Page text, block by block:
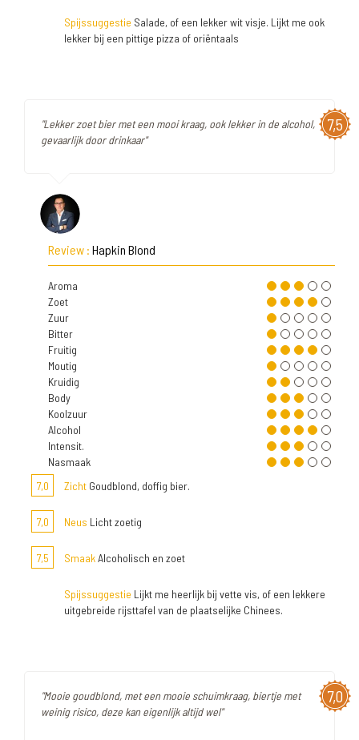
Spijssuggestie Salade, of een lekker wit visje. Lijkt me ook
lekker bij een pittige pizza of oriëntaals
7,5
"Lekker zoet bier met een mooi kraag, ook lekker in de alcohol,
gevaarlijk door drinkaar"
Review : Hapkin Blond
Aroma
Zoet
Zuur
Bitter
Fruitig
Moutig
Kruidig
Body
Koolzuur
Alcohol
Intensit.
Nasmaak
7,0
Zicht Goudblond, doffig bier.
7,0 Neus Licht zoetig
7,5 SmaakAlcoholisch en zoet
Spijssuggestie Lijkt me heerlijk bij vette vis, of een lekkere
uitgebreide rijsttafel van de plaatselijke Chinees.
7,0
"Mooie goudblond, met een mooie schuimkraag, biertje met
weinig risico, deze kan eigenlijk altijd wel"